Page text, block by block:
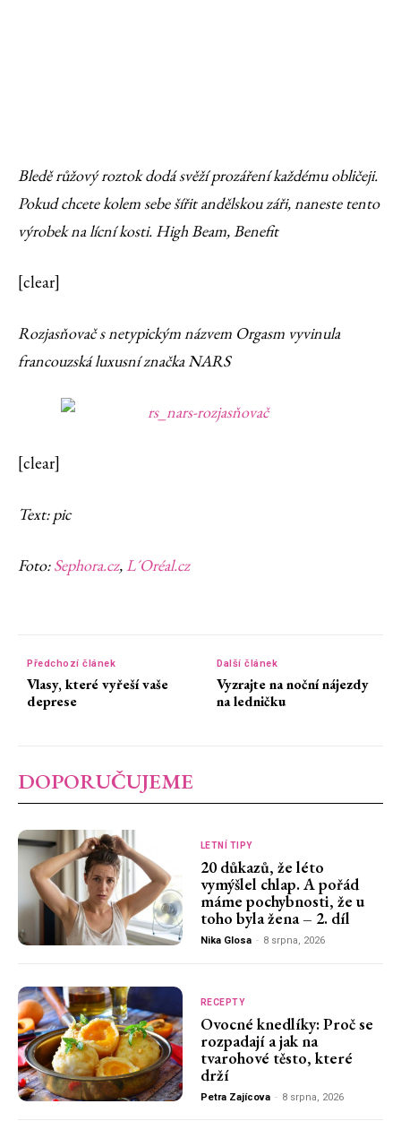
Bledě růžový roztok dodá svěží prozáření každému obličeji.
Pokud chcete kolem sebe šířit andělskou záři, naneste tento
výrobek na lícní kosti. High Beam, Benefit
[clear]
Rozjasňovač s netypickým názvem Orgasm vyvinula
francouzská luxusní značka NARS
[clear]
Text: pic
Foto:Sephora.cz,L´Oréal.cz
Předchozí článek
Vlasy, které vyřeší vaše
deprese
Další článek
Vyzrajte na noční nájezdy
na ledničku
DOPORUČUJEME
LETNÍ TIPY
20 důkazů, že léto
vymýšlel chlap. A pořád
máme pochybnosti, že u
toho byla žena – 2. díl
Nika Glosa - 8 srpna, 2026
RECEPTY
Ovocné knedlíky: Proč se
rozpadají a jak na
tvarohové těsto, které
drží
Petra Zajícova - 8 srpna, 2026